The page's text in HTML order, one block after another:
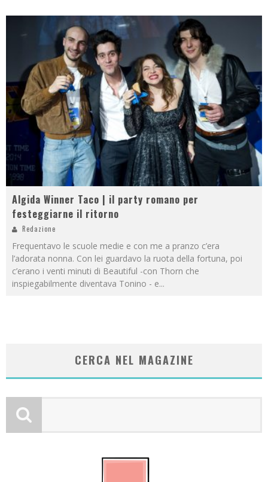
Algida Winner Taco | il party romano per
festeggiarne il ritorno
Redazione
Frequentavo le scuole medie e con me a pranzo c’era
l’adorata nonna. Con lei guardavo la ruota della fortuna, poi
c’erano i venti minuti di Beautiful -con Thorn che
inspiegabilmente diventava Tonino - e...
CERCA NEL MAGAZINE